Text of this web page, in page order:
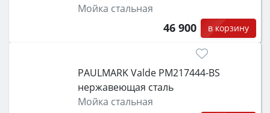
Мойка стальная
46 900 в корзину
PAULMARK Valde PM217444-BS
нержавеющая сталь
Мойка стальная